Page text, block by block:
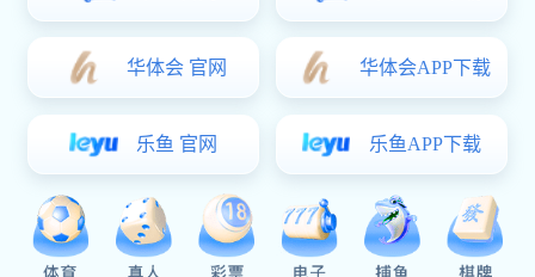
详细介绍
原理： 空气经过过滤和加热，进入干燥器顶部空气分配器，热空气呈螺旋状均
匀地进入干燥室。料液经塔体顶部的高速离心雾化器（旋转）喷雾成极细微的雾
状液珠，与热空气并流接触，在极短的时间内可干燥为成品。成品连续地由干燥